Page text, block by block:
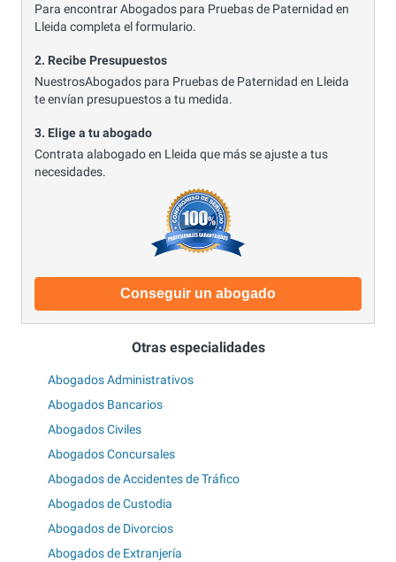
Para encontrar Abogados para Pruebas de Paternidad en
Lleida completa el formulario.
2. Recibe Presupuestos
NuestrosAbogados para Pruebas de Paternidad en Lleida
te envían presupuestos a tu medida.
3. Elige a tu abogado
Contrata alabogado en Lleida que más se ajuste a tus
necesidades.
Conseguir un abogado
Otras especialidades
Abogados Administrativos
Abogados Bancarios
Abogados Civiles
Abogados Concursales
Abogados de Accidentes de Tráfico
Abogados de Custodia
Abogados de Divorcios
Abogados de Extranjería